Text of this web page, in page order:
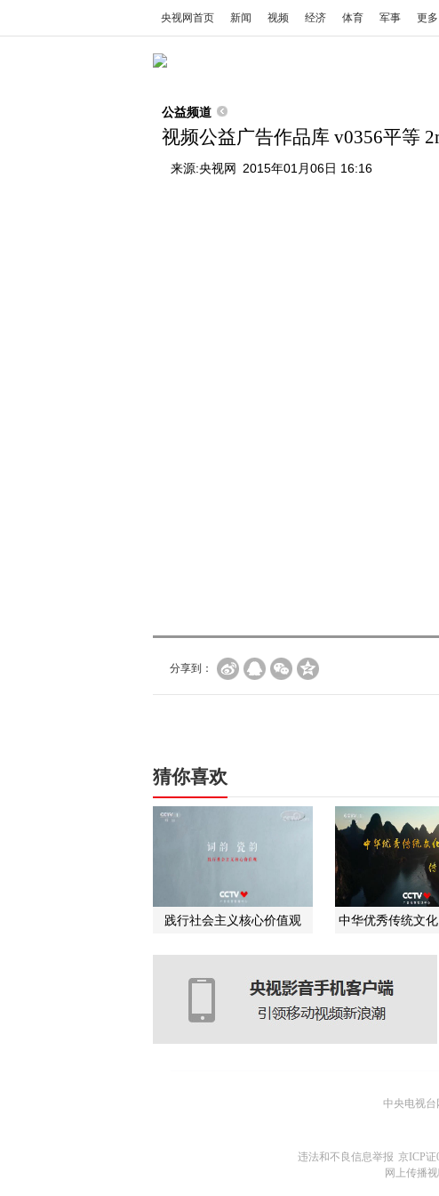
央视网首页 新闻 视频 经济 体育 军事 更多
公益频道
视频公益广告作品库 v0356平等
来源:央视网 2015年01月06日 16:16
分享到：
猜你喜欢
践行社会主义核心价值观 中华优秀传统文
中央电视台
违法和不良信息举报 京ICP证
网上传播